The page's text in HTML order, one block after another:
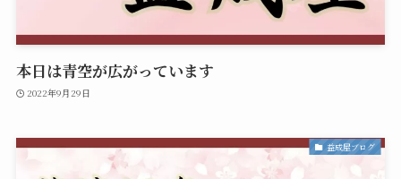
本日は青空が広がっています
2022年9月29日
益成屋ブログ